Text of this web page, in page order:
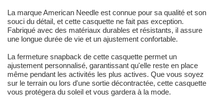
La marque American Needle est connue pour sa qualité et son
souci du détail, et cette casquette ne fait pas exception.
Fabriqué avec des matériaux durables et résistants, il assure
une longue durée de vie et un ajustement confortable.
La fermeture snapback de cette casquette permet un
ajustement personnalisé, garantissant qu'elle reste en place
même pendant les activités les plus actives. Que vous soyez
sur le terrain ou lors d'une sortie décontractée, cette casquette
vous protégera du soleil et vous gardera à la mode.